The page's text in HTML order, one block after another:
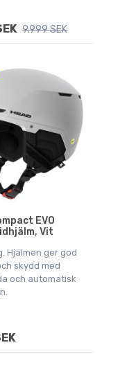
9.999 SEK
EVO
Vit
Hjälmen ger god
skydd med
och automatisk